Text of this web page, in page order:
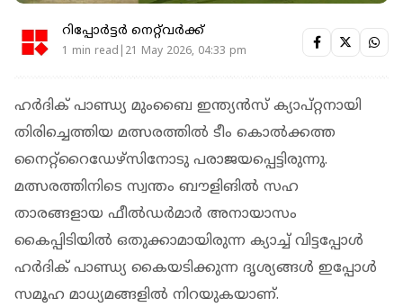
റിപ്പോർട്ടർ നെറ്റ്‌വര്‍ക്ക്‌
1 min read|21 May 2026, 04:33 pm
ഹര്‍ദിക് പാണ്ഡ്യ മുംബൈ ഇന്ത്യന്‍സ് ക്യാപ്റ്റനായി
തിരിച്ചെത്തിയ മത്സരത്തില്‍ ടീം കൊല്‍ക്കത്ത
നൈറ്റ്‌റൈഡേഴ്‌സിനോടു പരാജയപ്പെട്ടിരുന്നു.
മത്സരത്തിനിടെ സ്വന്തം ബൗളിങില്‍ സഹ
താരങ്ങളായ ഫീല്‍ഡര്‍മാര്‍ അനായാസം
കൈപ്പിടിയില്‍ ഒതുക്കാമായിരുന്ന ക്യാച്ച് വിട്ടപ്പോള്‍
ഹര്‍ദിക് പാണ്ഡ്യ കൈയടിക്കുന്ന ദൃശ്യങ്ങള്‍ ഇപ്പോള്‍
സമൂഹ മാധ്യമങ്ങളില്‍ നിറയുകയാണ്.